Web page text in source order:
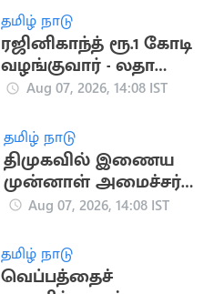
தமிழ் நாடு
ரஜினிகாந்த் ரூ.1 கோடி
வழங்குவார் - லதா
ரஜினிகாந்த்
Aug 07, 2026, 14:08 IST
தமிழ் நாடு
திமுகவில் இணைய
முன்னாள் அமைச்சர்
ராஜேந்திர பாலாஜிக்கு
Aug 07, 2026, 14:08 IST
தமிழ் நாடு
வெப்பத்தைச்